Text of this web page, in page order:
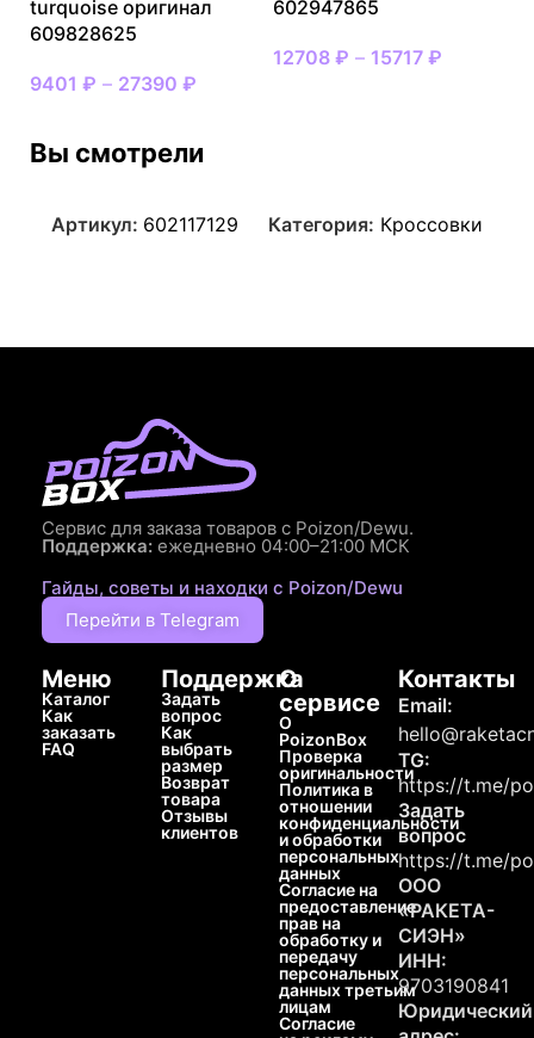
turquoise оригинал
609828625
9401 ₽ – 27390 ₽
602947865
12708 ₽ – 15717 ₽
Вы смотрели
Артикул: 602117129 Категория: Кроссовки
Сервис для заказа товаров с Poizon/Dewu.
Поддержка: ежедневно 04:00–21:00 МСК
Гайды, советы и находки с Poizon/Dewu
Перейти в Telegram
Меню
Каталог
Как
заказать
FAQ
Поддержка
Задать
вопрос
Как
выбрать
размер
Возврат
товара
Отзывы
клиентов
О
сервисе
О
PoizonBox
Проверка
оригинальности
Политика в
отношении
конфиденциальности
и обработки
персональных
данных
Согласие на
предоставление
прав на
обработку и
передачу
персональных
данных третьим
лицам
Согласие
Контакты
Email:
TG:
https://t.me/
Задать
вопрос
https://t.me/
ООО
«РАКЕТА-
СИЭН»
ИНН:
9703190841
Юридический